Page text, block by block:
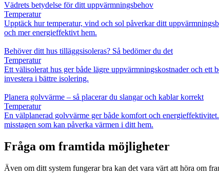
Vädrets betydelse för ditt uppvärmningsbehov
Temperatur
Upptäck hur temperatur, vind och sol påverkar ditt
och mer energieffektivt hem.
Behöver ditt hus tilläggsisoleras? Så bedömer du det
Temperatur
Ett välisolerat hus ger både lägre uppvärmningskostnader och
investera i bättre isolering.
Planera golvvärme – så placerar du slangar och kablar korrekt
Temperatur
En välplanerad golvvärme ger både komfort och
misstagen som kan påverka värmen i ditt hem.
Fråga om framtida möjligheter
Även om ditt system fungerar bra kan det vara värt att höra om